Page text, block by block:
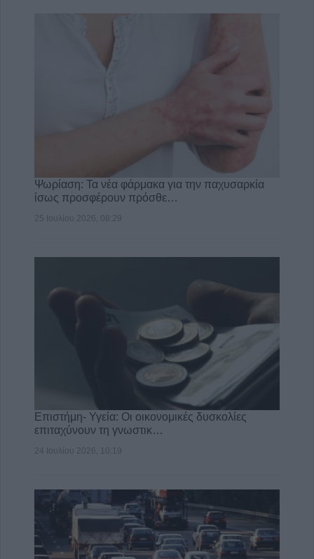
Ψωρίαση: Τα νέα φάρμακα για την παχυσαρκία
ίσως προσφέρουν πρόσθε…
25 Ιουλίου 2026, 08:29
Επιστήμη- Υγεία: Οι οικονομικές δυσκολίες
επιταχύνουν τη γνωστικ…
24 Ιουλίου 2026, 10:19